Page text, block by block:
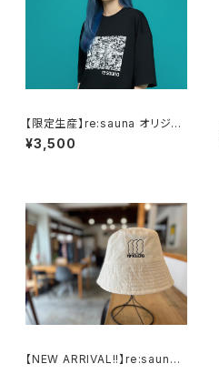
【限定生産】re:sauna オリジナ
ルビッグシルエットTシャツ（黒）
¥3,500
【NEW ARRIVAL!!】re:sauna